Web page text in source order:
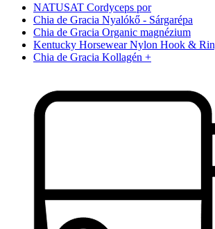
NATUSAT Cordyceps por
Chia de Gracia Nyalókő - Sárgarépa
Chia de Gracia Organic magnézium
Kentucky Horsewear Nylon Hook &
Chia de Gracia Kollagén +